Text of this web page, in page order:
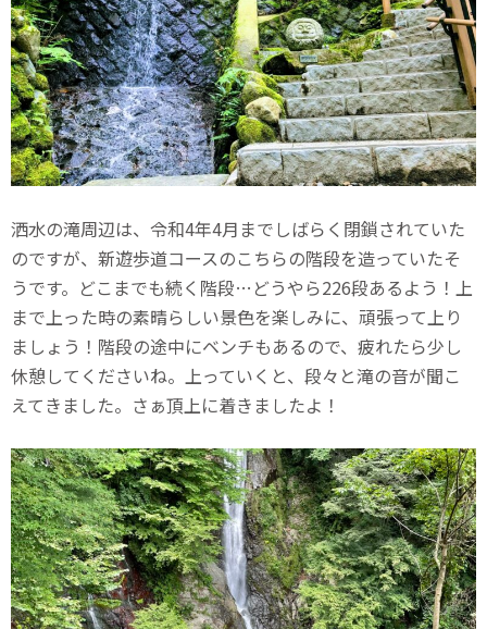
洒水の滝周辺は、令和4年4月までしばらく閉鎖されていた
のですが、新遊歩道コースのこちらの階段を造っていたそ
うです。どこまでも続く階段…どうやら226段あるよう！上
まで上った時の素晴らしい景色を楽しみに、頑張って上り
ましょう！階段の途中にベンチもあるので、疲れたら少し
休憩してくださいね。上っていくと、段々と滝の音が聞こ
えてきました。さぁ頂上に着きましたよ！